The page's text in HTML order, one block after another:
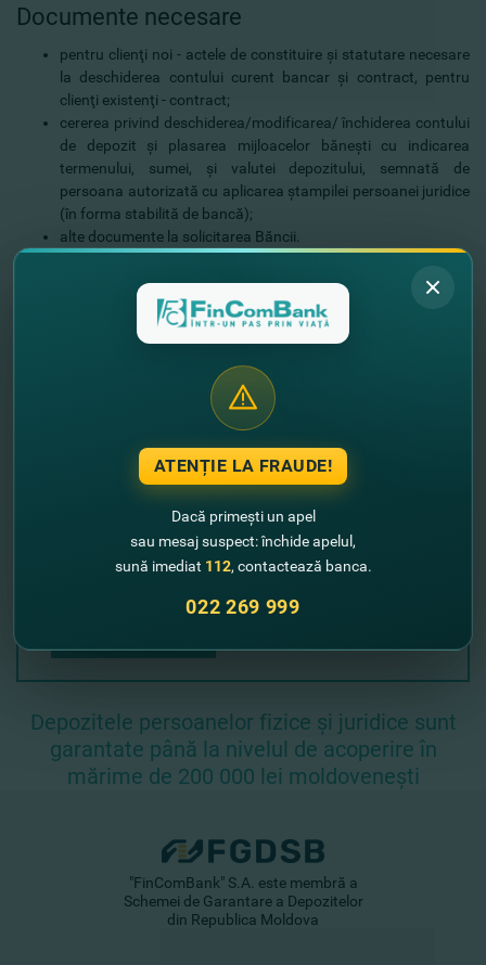
Documente necesare
pentru clienţi noi - actele de constituire şi statutare necesare
la deschiderea contului curent bancar şi contract, pentru
clienţi existenţi - contract;
cererea privind deschiderea/modificarea/ închiderea contului
de depozit şi plasarea mijloacelor băneşti cu indicarea
termenului, sumei, şi valutei depozitului, semnată de
persoana autorizată cu aplicarea ştampilei persoanei juridice
(în forma stabilită de bancă);
alte documente la solicitarea Băncii.
Lasă-ne datele tale de contact şi noi revenim
cu un sunet!
+373
Depozitele persoanelor fizice și juridice sunt
garantate până la nivelul de acoperire în
mărime de 200 000 lei moldovenești
"FinComBank" S.A. este membră a
Schemei de Garantare a Depozitelor
din Republica Moldova
ATENȚIE LA FRAUDE!
Dacă primești un apel
sau mesaj suspect: închide apelul,
sună imediat 112, contactează banca.
022 269 999